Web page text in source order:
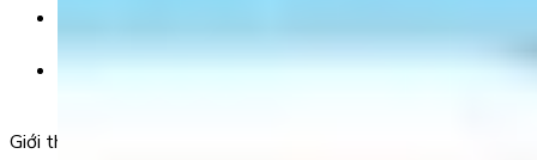
Xuân, thành phố Hà Nội, Việt Nam.
Tầng 5, Tòa nhà G8 Golden, 113 - 115 Ung Văn Khiêm,
Giới thiệu